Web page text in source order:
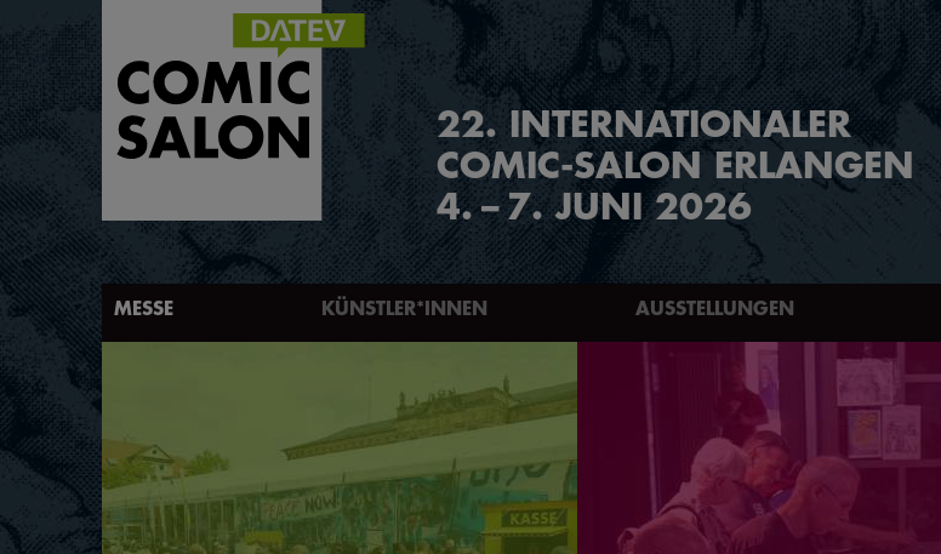
22. INTERNATIONALER
COMIC-SALON ERLANGEN
4. –7. JUNI 2026
MESSE KÜNSTLER*INNEN AUSSTELLUNGEN